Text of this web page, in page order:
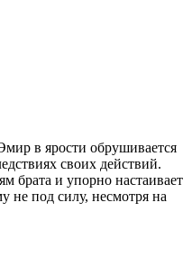
в ярости обрушивается
своих действий.
брата и упорно настаивает
не под силу, несмотря на